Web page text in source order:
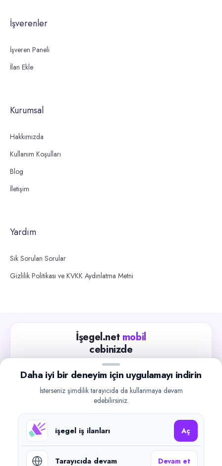
İşverenler
İşveren Paneli
İlan Ekle
Kurumsal
Hakkımızda
Kullanım Koşulları
Blog
İletişim
Yardım
Sık Sorulan Sorular
Gizlilik Politikası ve KVKK Aydınlatma Metni
İşegel.net mobil
cebinizde
Güncel iş ilanlarını takip edin, işverenlerle hızlıca
iletişime geçin.
Google Play
©2026işegel.net. Tüm hakları saklıdır.
Daha iyi bir deneyim için uygulamayı indirin
İsterseniz şimdilik tarayıcıda da kullanmaya devam
edebilirsiniz.
işegel iş ilanları Aç
Tarayıcıda devam Devam et